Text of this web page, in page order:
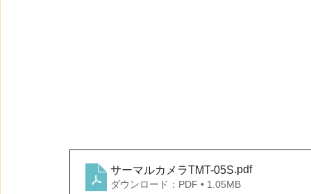
サーマルカメラTMT-05S.pdf
ダウンロード：PDF • 1.05MB